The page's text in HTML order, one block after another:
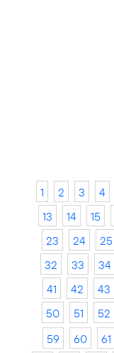
1 2 3 4
13
14 15
23
24 25
32
33 34
41
42 43
50
51 52
59
60 61